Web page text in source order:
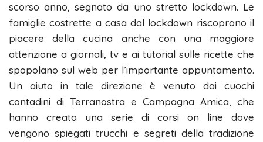
scorso anno, segnato da uno stretto lockdown. Le
famiglie costrette a casa dal lockdown riscoprono il
piacere della cucina anche con una maggiore
attenzione a giornali, tv e ai tutorial sulle ricette che
spopolano sul web per l’importante appuntamento.
Un aiuto in tale direzione è venuto dai cuochi
contadini di Terranostra e Campagna Amica, che
hanno creato una serie di corsi on line dove
vengono spiegati trucchi e segreti della tradizione